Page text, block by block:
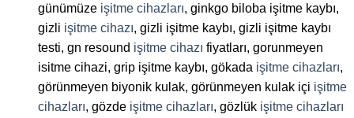
günümüze işitme cihazları, ginkgo biloba işitme kaybı,
gizli işitme cihazı, gizli işitme kaybı, gizli işitme kaybı
testi, gn resound işitme cihazı fiyatları, gorunmeyen
isitme cihazi, grip işitme kaybı, gökada işitme cihazları,
görünmeyen biyonik kulak, görünmeyen kulak içi işitme
cihazları, gözde işitme cihazları, gözlük işitme cihazları